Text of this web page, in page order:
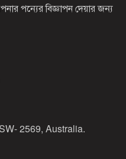
পন্যের বিজ্ঞাপন দেয়ার জন্য
2569, Australia.